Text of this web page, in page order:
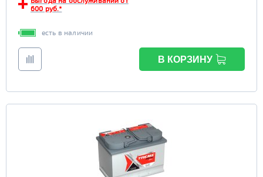
600 руб.*
есть в наличии
В КОРЗИНУ